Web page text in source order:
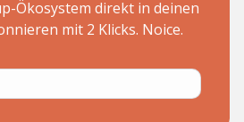
Ökosystem direkt in deinen
mit 2 Klicks. Noice.